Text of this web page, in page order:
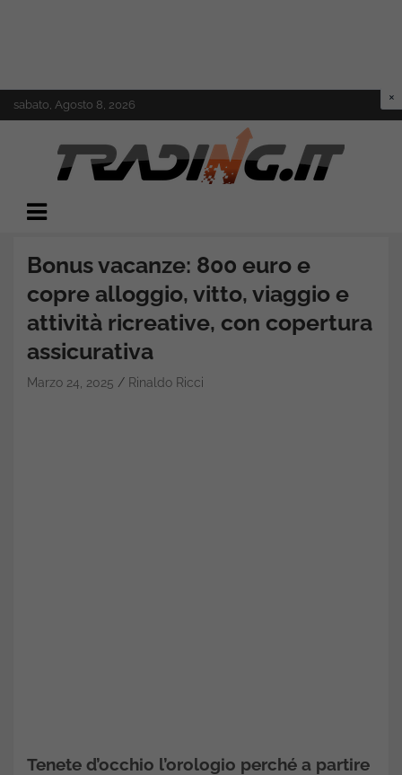
to
sabato, Agosto 8, 2026
Trading.it
Bonus vacanze: 800 euro e
copre alloggio, vitto, viaggio e
attività ricreative, con copertura
assicurativa
Marzo 24, 2025 Rinaldo Ricci
Tenete d’occhio l’orologio perché a partire